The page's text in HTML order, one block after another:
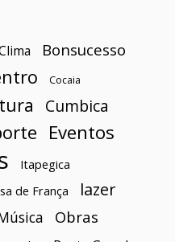
Bonsucesso
Cocaia
Cumbica
Eventos
Itapegica
de França
lazer
Obras